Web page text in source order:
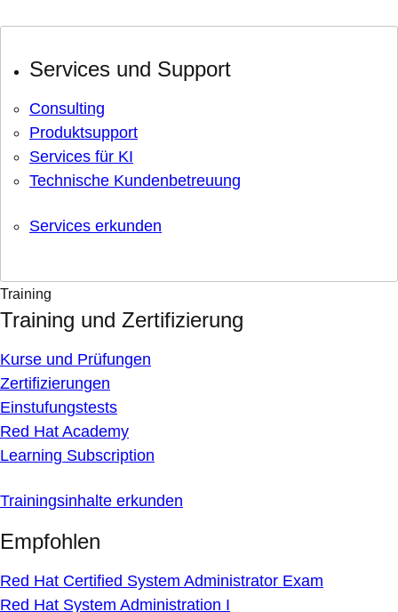
Services und Support
Consulting
Produktsupport
Services für KI
Technische Kundenbetreuung
Services erkunden
Training
Training und Zertifizierung
Kurse und Prüfungen
Zertifizierungen
Einstufungstests
Red Hat Academy
Learning Subscription
Trainingsinhalte erkunden
Empfohlen
Red Hat Certified System Administrator Exam
Red Hat System Administration I